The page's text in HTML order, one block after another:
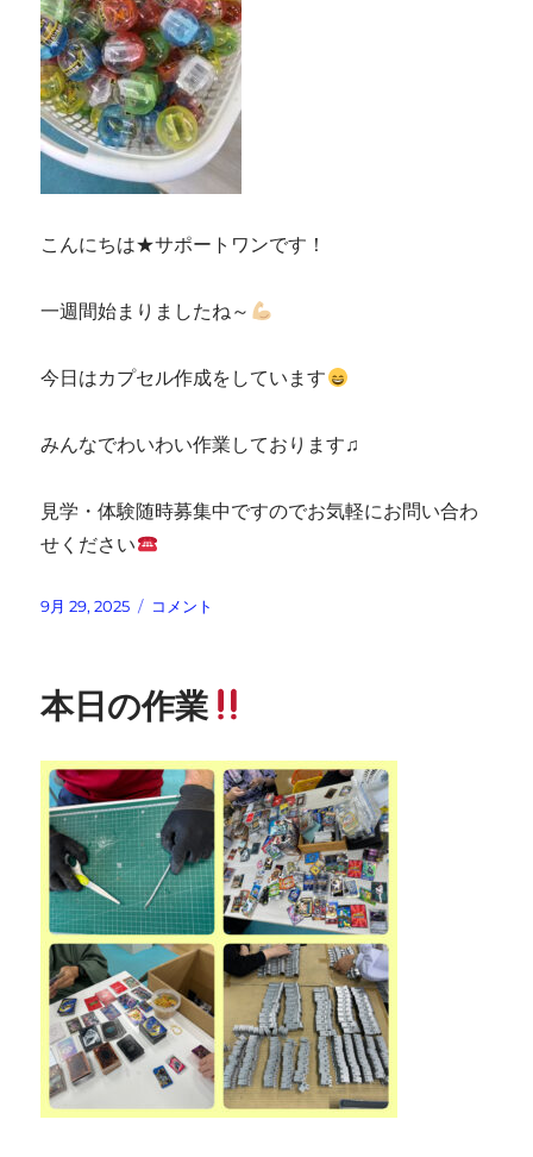
こんにちは★サポートワンです！
一週間始まりましたね～
今日はカプセル作成をしています
みんなでわいわい作業しております♫
見学・体験随時募集中ですのでお気軽にお問い合わ
せください
投
9月 29, 2025
ガ
チ
プ
セ
ル
作
成
に
コメント
本日の作業